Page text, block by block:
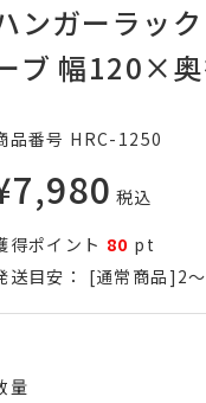
ンガーラッ
ブ 幅120×
品番号 HRC-1250
7,980 税込
得ポイント 80 pt
送目安：
[通常商品]2